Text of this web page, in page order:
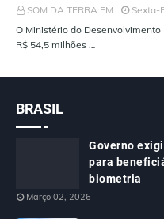
SOM DA TERRA FM
Sexta-
O Ministério do
R$ 54,5 milhões …
BRASIL
Governo
para
biometria
Março 02, 2026